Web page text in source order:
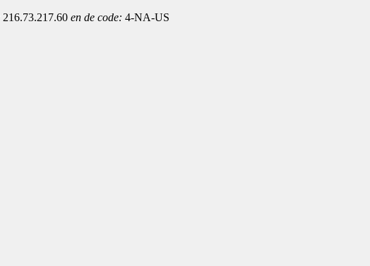
216.73.217.60 en de code: 4-NA-US